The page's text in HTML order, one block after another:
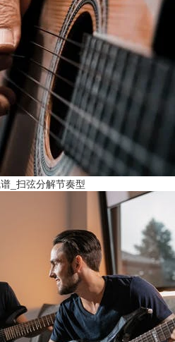
_扫弦分解节奏型